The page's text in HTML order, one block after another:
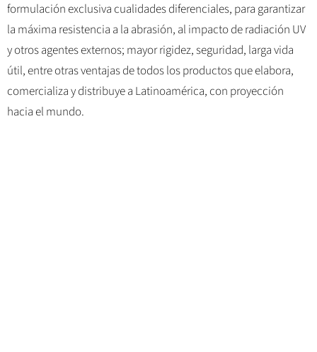
formulación exclusiva cualidades diferenciales, para garantizar
la máxima resistencia a la abrasión, al impacto de radiación UV
y otros agentes externos; mayor rigidez, seguridad, larga vida
útil, entre otras ventajas de todos los productos que elabora,
comercializa y distribuye a Latinoamérica, con proyección
hacia el mundo.